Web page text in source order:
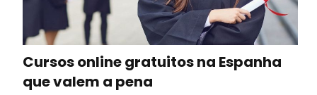
Cursos online gratuitos na Espanha
que valem a pena